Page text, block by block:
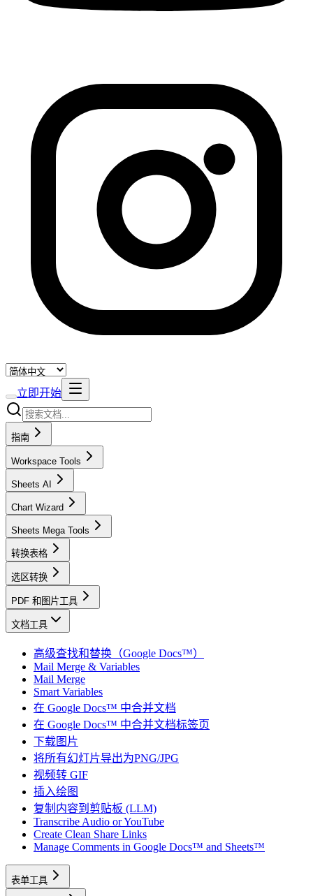
立即开始
指南
Workspace Tools
Sheets AI
Chart Wizard
Sheets Mega Tools
转换表格
选区转换
PDF 和图片工具
文档工具
高级查找和替换（Google Docs™）
Mail Merge & Variables
Mail Merge
Smart Variables
在 Google Docs™ 中合并文档
在 Google Docs™ 中合并文档标签页
下载图片
将所有幻灯片导出为PNG/JPG
视频转 GIF
插入绘图
复制内容到剪贴板 (LLM)
Transcribe Audio or YouTube
Create Clean Share Links
Manage Comments in Google Docs™ and Sheets™
表单工具